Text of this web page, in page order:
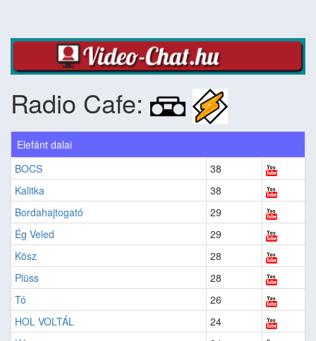
Radio Cafe:
Elefánt dalai
BOCS
38
Kalitka
38
Bordahajtogató
29
Ég Veled
29
Kösz
28
Plüss
28
Tó
26
HOL VOLTÁL
24